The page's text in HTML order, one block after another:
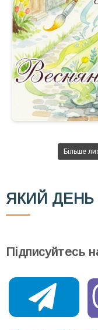
Більше
ЯКИЙ ДЕНЬ
Підписуйтесь